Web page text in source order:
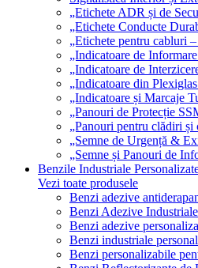
„Etichete ADR și de
„Etichete Conducte
„Etichete pentru cabluri
„Indicatoare de
„Indicatoare de
„Indicatoare din
„Indicatoare și Marcaje
„Panouri de Protecție
„Panouri pentru clădiri
„Semne de Urgență &
„Semne și Panouri de
Benzile Industriale
Vezi toate produsele
Benzi adezive
Benzi Adezive
Benzi adezive
Benzi industriale
Benzi personalizabile